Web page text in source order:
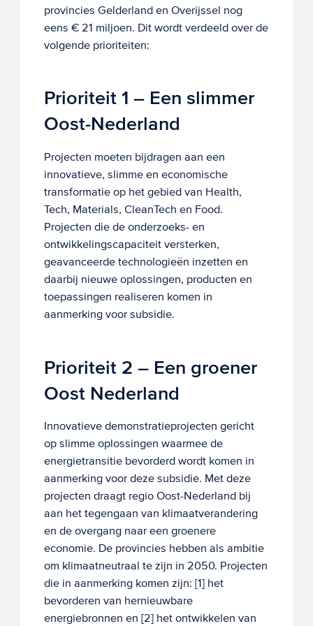
provincies Gelderland en Overijssel nog
eens € 21 miljoen. Dit wordt verdeeld over de
volgende prioriteiten:
Prioriteit 1 – Een slimmer
Oost-Nederland
Projecten moeten bijdragen aan een
innovatieve, slimme en economische
transformatie op het gebied van Health,
Tech, Materials, CleanTech en Food.
Projecten die de onderzoeks- en
ontwikkelingscapaciteit versterken,
geavanceerde technologieën inzetten en
daarbij nieuwe oplossingen, producten en
toepassingen realiseren komen in
aanmerking voor subsidie.
Prioriteit 2 – Een groener
Oost Nederland
Innovatieve demonstratieprojecten gericht
op slimme oplossingen waarmee de
energietransitie bevorderd wordt komen in
aanmerking voor deze subsidie. Met deze
projecten draagt regio Oost-Nederland bij
aan het tegengaan van klimaatverandering
en de overgang naar een groenere
economie. De provincies hebben als ambitie
om klimaatneutraal te zijn in 2050. Projecten
die in aanmerking komen zijn: [1] het
bevorderen van hernieuwbare
energiebronnen en [2] het ontwikkelen van